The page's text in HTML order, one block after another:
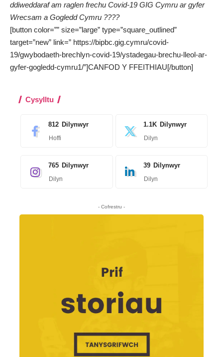
ddiweddaraf am raglen frechu Covid-19 GIG Cymru ar gyfer
Wrecsam a Gogledd Cymru ????
[button color=”” size=”large” type=”square_outlined”
target=”new” link=” https://bipbc.gig.cymru/covid-
19/gwybodaeth-brechlyn-covid-19/ystadegau-brechu-lleol-ar-
gyfer-gogledd-cymru1/”]CANFOD Y FFEITHIAU[/button]
Cysylltu
812 Dilynwyr
Hoffi
1.1K Dilynwyr
Dilyn
765 Dilynwyr
Dilyn
39 Dilynwyr
Dilyn
- Cofrestru -